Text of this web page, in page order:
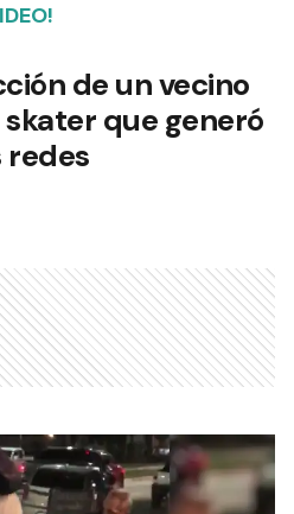
de un vecino
que generó
redes